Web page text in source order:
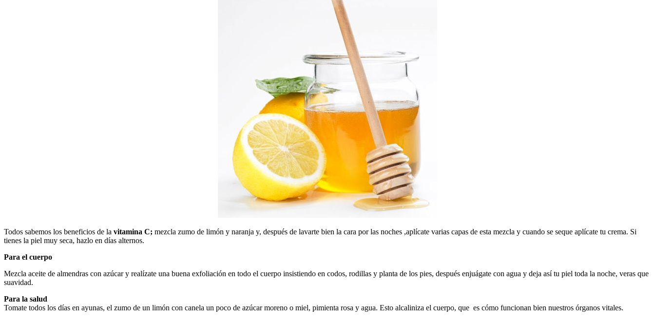
Todos sabemos los beneficios de la vitamina C; mezcla zumo de limón y naranja y, después de lavarte bien la cara por las noches ,aplícate varias capas de esta mezcla y cuando se seque aplícate tu crema. Si
tienes la piel muy seca, hazlo en días alternos.
Para el cuerpo
Mezcla aceite de almendras con azúcar y realízate una buena exfoliación en todo el cuerpo insistiendo en codos, rodillas y planta de los pies, después enjuágate con agua y deja así tu piel toda la noche, veras que
suavidad.
Para la salud
Tomate todos los días en ayunas, el zumo de un limón con canela un poco de azúcar moreno o miel, pimienta rosa y agua. Esto alcaliniza el cuerpo, que es cómo funcionan bien nuestros órganos vitales.